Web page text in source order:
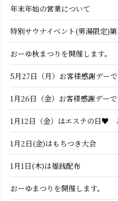
年末年始の営業について
特別サウナイベント(男湯限定)
おーゆ秋まつりを開催します。
5月27日（月）お客様感謝デー
1月26日（金）お客様感謝デー
1月12日（金）はエステの日♥
1月2日(金)はもちつき大会
1月1日(木)は福銭配布
おーゆまつりを開催します。